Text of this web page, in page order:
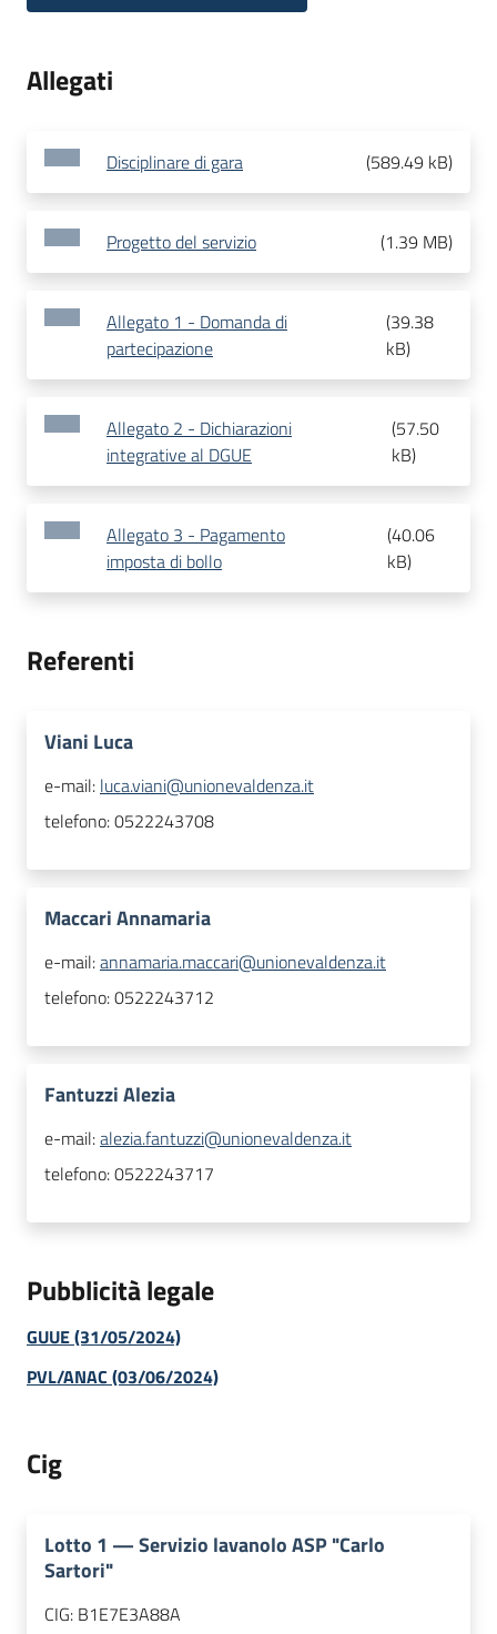
Allegati
Disciplinare di gara (589.49 kB)
Progetto del servizio (1.39 MB)
Allegato 1 - Domanda di
partecipazione
(39.38
kB)
Allegato 2 - Dichiarazioni
integrative al DGUE
(57.50
kB)
Allegato 3 - Pagamento
imposta di bollo
(40.06
kB)
Referenti
Viani Luca
e-mail: luca.viani@unionevaldenza.it
telefono:0522243708
Maccari Annamaria
e-mail:annamaria.maccari@unionevaldenza.it
telefono:0522243712
Fantuzzi Alezia
e-mail:alezia.fantuzzi@unionevaldenza.it
telefono:0522243717
Pubblicità legale
GUUE (31/05/2024)
PVL/ANAC (03/06/2024)
Cig
Lotto 1 —Servizio lavanolo ASP "Carlo
Sartori"
CIG: B1E7E3A88A